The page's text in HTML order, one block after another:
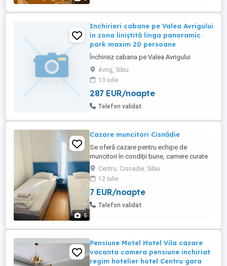
Inchirieri cabane pe Valea Avrigului
in zona liniștită linga panoramic
park maxim 20 persoane
Închiriez cabana pe Valea Avrigului
Avrig, Sibiu
13 iulie
287 EUR/noapte
Telefon validat
5
Cazare muncitori Cisnădie
Se oferă cazare pentru echipe de
muncitori în condiții bune, camere curate
și utilate. Locația dispune de toate
facilitățile necesare: baie, bucătărie,
internet și utilități incluse. Camera cu 2, 3
paturi
Centru, Cisnadie, Sibiu
12 iulie
7 EUR/noapte
Telefon validat
Pensiune Motel Hotel Vila cazare
vacanta camera pensiune inchiriat
regim hotelier hotel Centru gara